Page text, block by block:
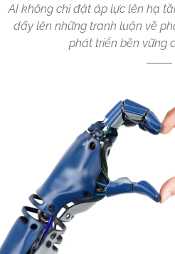
AI không chỉ đặt áp lực lên hạ
dấy lên những tranh luận về
phát triển bền vững